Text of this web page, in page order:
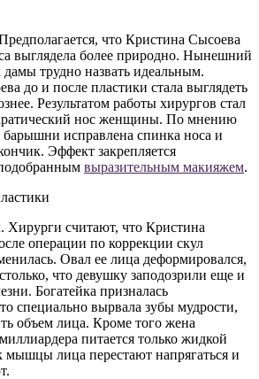
что Кристина Сысоева
выглядела более природно. Нынешний
трудно назвать идеальным.
до и после пластики стала выглядеть
Результатом работы хирургов стал
нос женщины. По мнению
барышни исправлена спинка носа и
Эффект закрепляется
выразительным макияжем.
Хирурги считают, что Кристина
операции по коррекции скул
Овал ее лица деформировался,
что девушку заподозрили еще и
Богатейка призналась
специально вырвала зубы мудрости,
объем лица. Кроме того жена
питается только жидкой
мышцы лица перестают напрягаться и